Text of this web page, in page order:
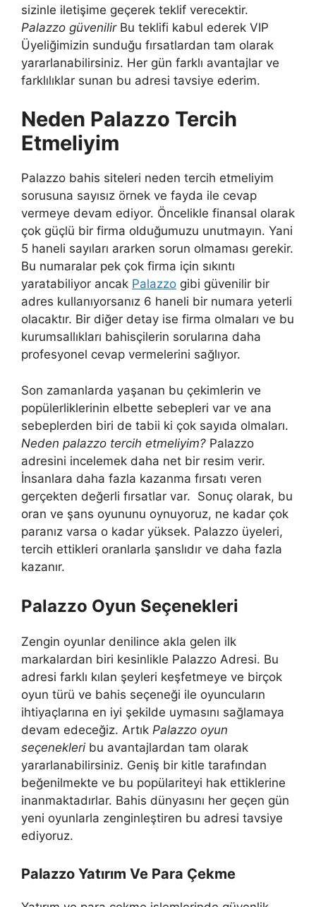
sizinle iletişime geçerek teklif verecektir.
Palazzo güvenilirBu teklifi kabul ederek VIP
Üyeliğimizin sunduğu fırsatlardan tam olarak
yararlanabilirsiniz. Her gün farklı avantajlar ve
farklılıklar sunan bu adresi tavsiye ederim.
Neden Palazzo Tercih
Etmeliyim
Palazzo bahis siteleri neden tercih etmeliyim
sorusuna sayısız örnek ve fayda ile cevap
vermeye devam ediyor. Öncelikle finansal olarak
çok güçlü bir firma olduğumuzu unutmayın. Yani
5 haneli sayıları ararken sorun olmaması gerekir.
Bu numaralar pek çok firma için sıkıntı
yaratabiliyor ancak Palazzo gibi güvenilir bir
adres kullanıyorsanız 6 haneli bir numara yeterli
olacaktır. Bir diğer detay ise firma olmaları ve bu
kurumsallıkları bahisçilerin sorularına daha
profesyonel cevap vermelerini sağlıyor.
Son zamanlarda yaşanan bu çekimlerin ve
popülerliklerinin elbette sebepleri var ve ana
sebeplerden biri de tabii ki çok sayıda olmaları.
Neden palazzo tercih etmeliyim? Palazzo
adresini incelemek daha net bir resim verir.
İnsanlara daha fazla kazanma fırsatı veren
gerçekten değerli fırsatlar var. Sonuç olarak, bu
oran ve şans oyununu oynuyoruz, ne kadar çok
paranız varsa o kadar yüksek. Palazzo üyeleri,
tercih ettikleri oranlarla şanslıdır ve daha fazla
kazanır.
Palazzo Oyun Seçenekleri
Zengin oyunlar denilince akla gelen ilk
markalardan biri kesinlikle Palazzo Adresi. Bu
adresi farklı kılan şeyleri keşfetmeye ve birçok
oyun türü ve bahis seçeneği ile oyuncuların
ihtiyaçlarına en iyi şekilde uymasını sağlamaya
devam edeceğiz. Artık Palazzo oyun
seçenekleri bu avantajlardan tam olarak
yararlanabilirsiniz. Geniş bir kitle tarafından
beğenilmekte ve bu popülariteyi hak ettiklerine
inanmaktadırlar. Bahis dünyasını her geçen gün
yeni oyunlarla zenginleştiren bu adresi tavsiye
ediyoruz.
Palazzo Yatırım Ve Para Çekme